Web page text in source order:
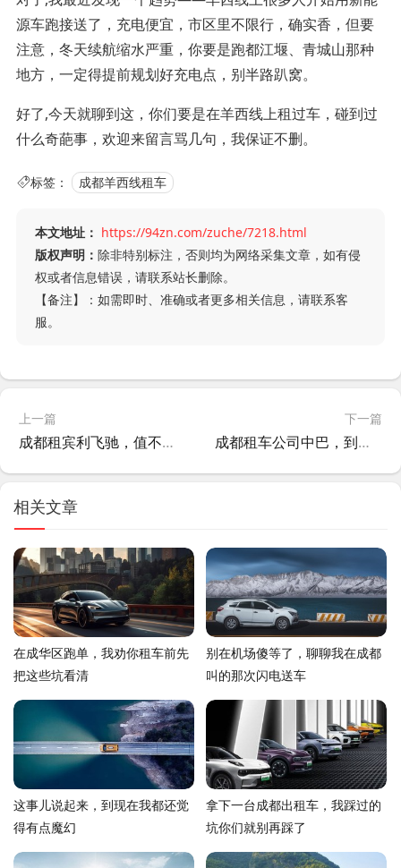
源车跑接送了，充电便宜，市区里不限行，确实香，但要
注意，冬天续航缩水严重，你要是跑都江堰、青城山那种
地方，一定得提前规划好充电点，别半路趴窝。
好了,今天就聊到这，你们要是在羊西线上租过车，碰到过
什么奇葩事，欢迎来留言骂几句，我保证不删。
标签： 成都羊西线租车
本文地址： https://94zn.com/zuche/7218.html
版权声明： 除非特别标注，否则均为网络采集文章，如有侵
权或者信息错误，请联系站长删除。
【备注】：如需即时、准确或者更多相关信息，请联系客
服。
上一篇
成都租宾利飞驰，值不值得？我替你试了
下一篇
成都租车公司中巴，到底该咋选？我踩过的坑全写这儿了
相关文章
在成华区跑单，我劝你租车前先
把这些坑看清
别在机场傻等了，聊聊我在成都
叫的那次闪电送车
这事儿说起来，到现在我都还觉
得有点魔幻
拿下一台成都出租车，我踩过的
坑你们就别再踩了